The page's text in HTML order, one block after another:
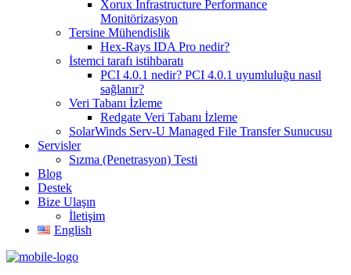
Xorux Infrastructure Performance
Monitörizasyon
Tersine Mühendislik
Hex-Rays IDA Pro nedir?
İstemci tarafı istihbaratı
PCI 4.0.1 nedir? PCI 4.0.1 uyumluluğu nasıl
sağlanır?
Veri Tabanı İzleme
Redgate Veri Tabanı İzleme
SolarWinds Serv-U Managed File Transfer Sunucusu
Servisler
Sızma (Penetrasyon) Testi
Blog
Destek
Bize Ulaşın
İletişim
English